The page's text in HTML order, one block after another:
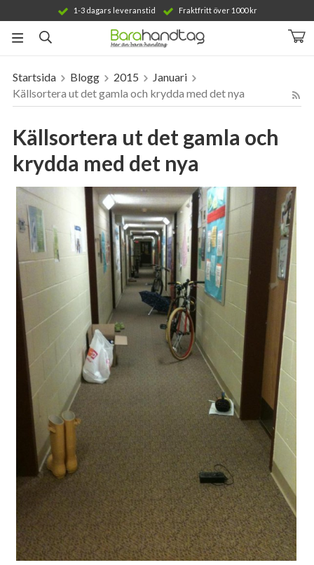
1-3 dagars leveranstid Fraktfritt över 1000 kr
Produkten har blivit tillagd i varukorgen
Startsida Blogg 2015
Januari
Källsortera ut det gamla och krydda med det nya
Källsortera ut det gamla och
krydda med det nya